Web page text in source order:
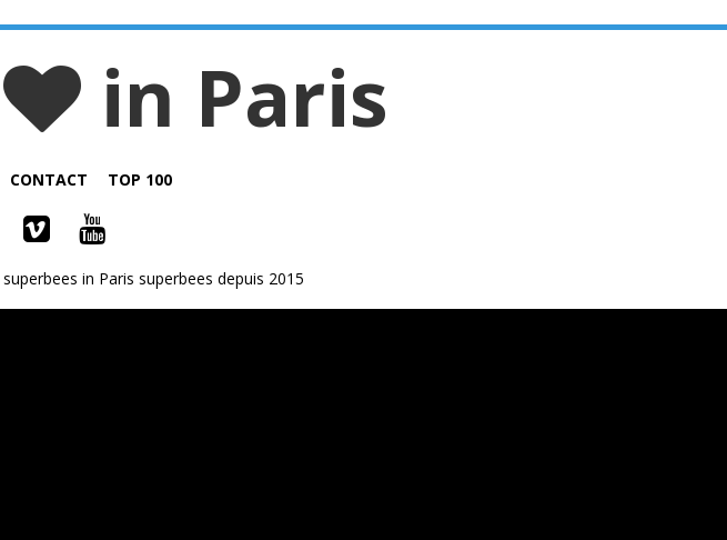
in Paris
CONTACT TOP 100
superbees in Paris superbees depuis 2015